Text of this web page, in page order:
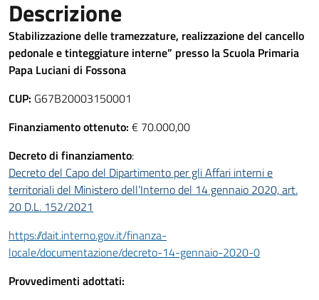
Descrizione
Stabilizzazione delle tramezzature, realizzazione del cancello
pedonale e tinteggiature interne” presso la Scuola Primaria
Papa Luciani di Fossona
CUP: G67B20003150001
Finanziamento ottenuto: € 70.000,00
Decreto di finanziamento:
Decreto del Capo del Dipartimento per gli Affari interni e
territoriali del Ministero dell’Interno del 14 gennaio 2020, art.
20 D.L. 152/2021
https://dait.interno.gov.it/finanza-
locale/documentazione/decreto-14-gennaio-2020-0
Provvedimenti adottati: